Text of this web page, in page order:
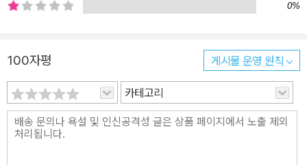
이션이나 다름없다. 이런 장면들을 보노라면 독자는 야릇한 웃음을
접목하고 있다는 점도 눈길을 끈다. 작가는 지구를 의식 있는 존재로
인격화한 가이아를 요소요소에 등장시킨다. 가이아는 독백의 형태로
만 등장하며, 3인칭 시점으로 서술되는 전체 소설에서 가이아의 독백
은 1인칭 서술로 독립되어 흐른다. 이 독특한 작법으로 인해, 인류 멸
망 전야를 배경으로 하는 만큼 암울한 묵시록이 될 수도 있는 이야기
0%
100자평 게시물 운영 원칙
카테고리